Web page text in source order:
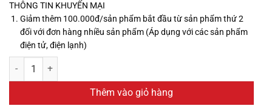
THÔNG TIN KHUYẾN MẠI
Giảm thêm 100.000đ/sản phẩm bắt đầu từ sản phẩm thứ 2
đối với đơn hàng nhiều sản phẩm (Áp dụng với các sản phẩm
điện tử, điện lạnh)
Thêm vào giỏ hàng